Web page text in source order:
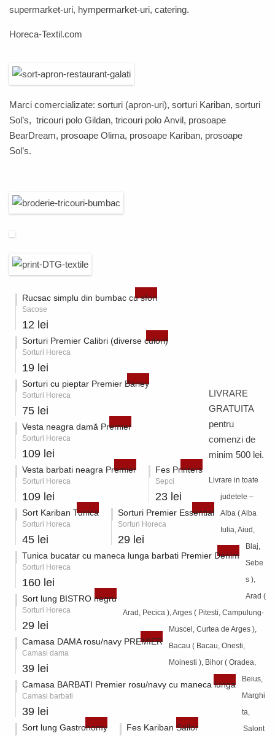
supermarket-uri, hympermarket-uri, catering.
Horeca-Textil.com
Marci comercializate: sorturi (apron-uri), sorturi Kariban, sorturi
Sol’s, tricouri polo Gildan, tricouri polo Anvil, prosoape
BearDream, prosoape Olima, prosoape Kariban, prosoape
Sol’s.
Rucsac simplu din bumbac cu sfori
Sacose
12 lei
Sorturi Premier Calibri (diverse culori)
Sorturi Horeca
19 lei
Sorturi cu pieptar Premier Barley
Sorturi Horeca
75 lei
Vesta neagra damă Premier
Sorturi Horeca
109 lei
Vesta barbati neagra Premier
Sorturi Horeca
109 lei
Fes Printers
Sepci
23 lei
Sort Kariban Tunica
Sorturi Horeca
45 lei
Sorturi Premier Essential
Sorturi Horeca
29 lei
Tunica bucatar cu maneca lunga barbati Premier Denim
Sorturi Horeca
160 lei
Sort lung BISTRO negru
Sorturi Horeca
29 lei
Camasa DAMA rosu/navy PREMIER
Camasi dama
39 lei
Camasa BARBATI Premier rosu/navy cu maneca lunga
Camasi barbati
39 lei
Sort lung Gastronomy Fes Kariban Sailor
LIVRARE
GRATUITA
pentru
comenzi de
minim 500 lei.
Livrare in toate
judetele –
Alba ( Alba
Iulia, Aiud,
Blaj,
Sebe
s ),
Arad (
Arad, Pecica ), Arges ( Pitesti, Campulung-
Muscel, Curtea de Arges ),
Bacau ( Bacau, Onesti,
Moinesti ), Bihor ( Oradea,
Beius,
Marghi
ta,
Salont